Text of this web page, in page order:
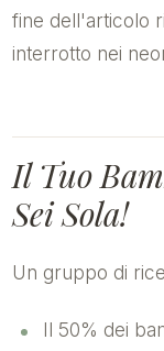
fine dell'articolo
interrotto nei
Il Tuo
Sei Sola!
Un gruppo di
Il 50% dei